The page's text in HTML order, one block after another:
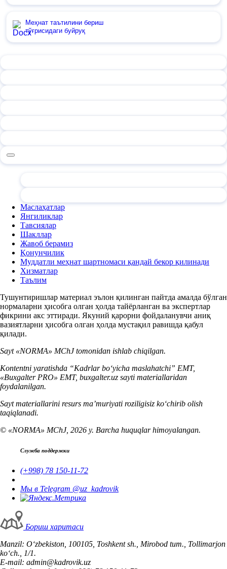
Меҳнат таътилини бериш
тўғрисидаги буйруқ
Маслаҳатлар
Янгиликлар
Тавсиялар
Шакллар
Жавоб берамиз
Қонунчилик
Муддатли меҳнат шартномаси қандай бекор қилинади
Хизматлар
Таълим
Тушунтиришлар материал эълон қилинган пайтда амалда бўлган
нормаларни ҳисобга олган ҳолда тайёрланган ва экспертлар
фикрини акс эттиради. Якуний қарорни фойдаланувчи аниқ
вазиятларни ҳисобга олган ҳолда мустақил равишда қабул
қилади.
Sayt «NORMA» MChJ tomonidan ishlab chiqilgan.
Kontentni yaratishda “Kadrlar boʻyicha maslahatchi” EMT,
«Buxgalter PRO» EMT, buxgalter.uz sayti materiallaridan
foydalanilgan.
Sayt materiallarini resurs ma’muriyati roziligisiz koʻchirib olish
taqiqlanadi.
© «NORMA» MChJ, 2026 y. Barcha huquqlar himoyalangan.
Служба поддержки
(+998) 78 150-11-72
Мы в Telegram @uz_kadrovik
Бориш харитаси
Manzil: Oʻzbekiston, 100105, Toshkent sh., Mirobod tum., Tollimarjon
koʻch., 1/1.
E-mail: admin@kadrovik.uz